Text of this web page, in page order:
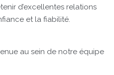
d’excellentes relations
et la fiabilité.
au sein de notre équipe